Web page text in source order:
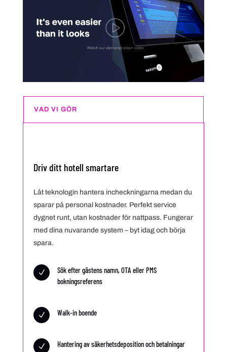
VAD VI GÖR
Driv ditt hotell smartare
Låt teknologin hantera incheckningarna medan du
sparar på personal kostnader. Perfekt service
dygnet runt, utan kostnader för nattpass. Fungerar
med dina nuvarande system – byt idag och börja
spara.
N
Sök efter gästens namn, OTA eller PMS
bokningsreferens
N Walk-in boende
N Hantering av säkerhetsdeposition och betalningar